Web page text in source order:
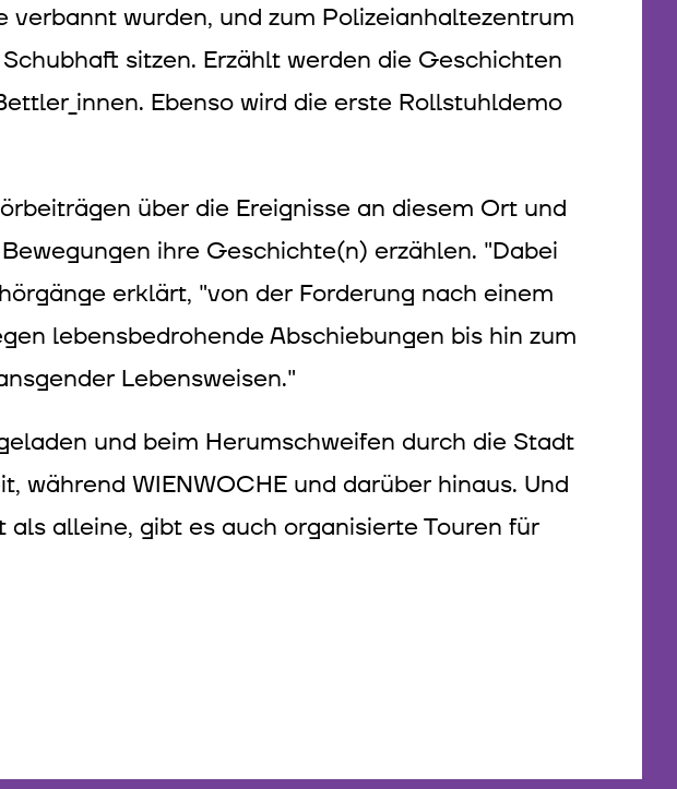
verbannt wurden, und zum Polizeianhaltezentrum
sitzen. Erzählt werden die Geschichten
Ebenso wird die erste Rollstuhldemo
über die Ereignisse an diesem Ort und
ihre Geschichte(n) erzählen. "Dabei
erklärt, "von der Forderung nach einem
lebensbedrohende Abschiebungen bis hin zum
Lebensweisen."
und beim Herumschweifen durch die Stadt
während WIENWOCHE und darüber hinaus. Und
alleine, gibt es auch organisierte Touren für